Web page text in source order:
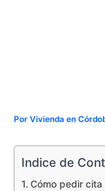
Por Vivienda en
Indice de
Cómo pedir cita